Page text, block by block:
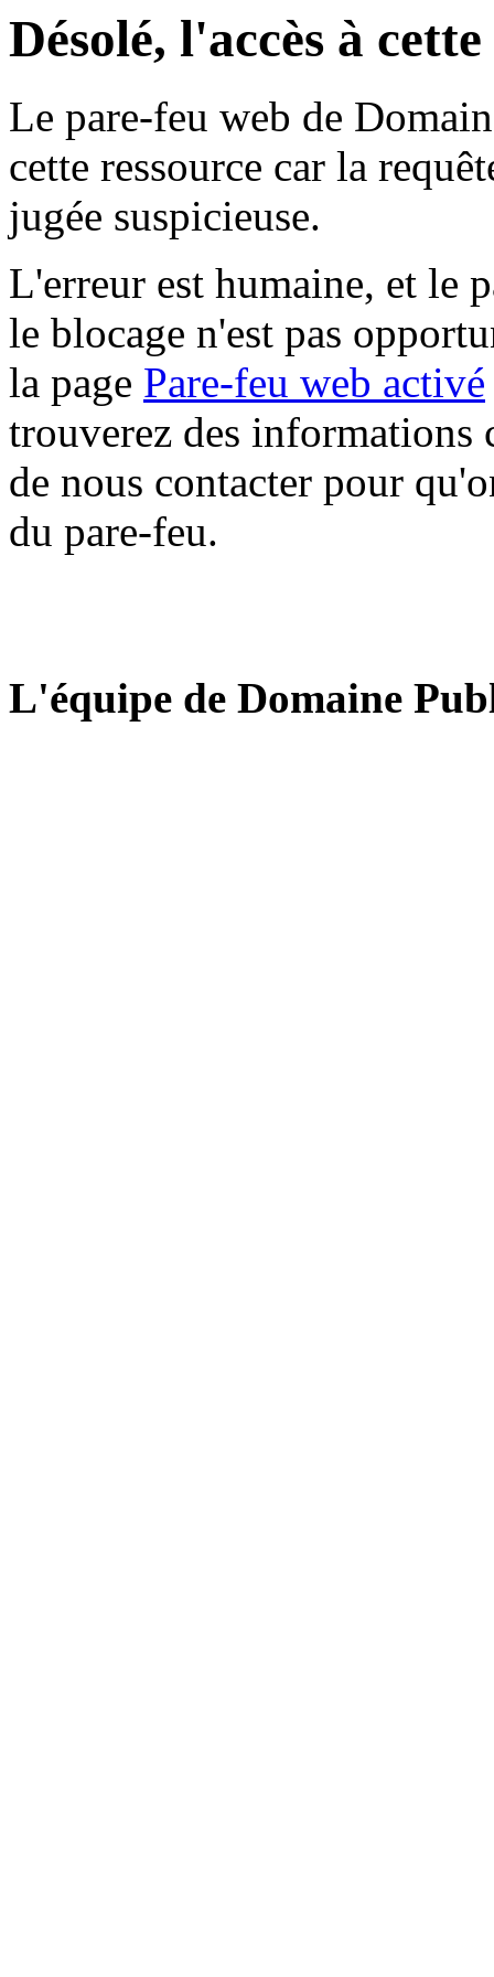
Désolé, l'accès à
Le pare-feu web de
cette ressource car la
jugée suspicieuse.
L'erreur est humaine, et le
le blocage n'est pas
la page Pare-feu web activé
trouverez des informations
de nous contacter pour
du pare-feu.
L'équipe de Domaine